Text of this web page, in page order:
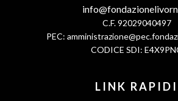
C.F. 92029040497
PEC:
CODICE SDI:
LINK RAPIDI